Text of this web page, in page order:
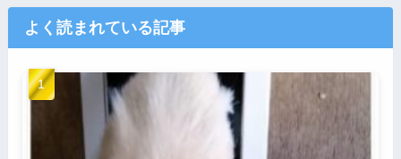
よく読まれている記事